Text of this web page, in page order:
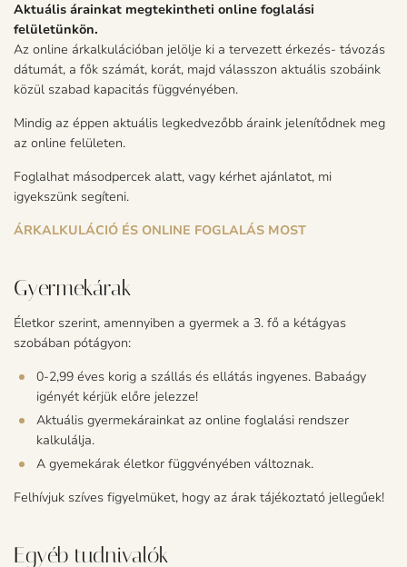
Aktuális árainkat megtekintheti online foglalási
felületünkön.
Az online árkalkulációban jelölje ki a tervezett érkezés- távozás
dátumát, a fők számát, korát, majd válasszon aktuális szobáink
közül szabad kapacitás függvényében.
Mindig az éppen aktuális legkedvezőbb áraink jelenítődnek meg
az online felületen.
Foglalhat másodpercek alatt, vagy kérhet ajánlatot, mi
igyekszünk segíteni.
ÁRKALKULÁCIÓ ÉS ONLINE FOGLALÁS MOST
Gyermekárak
Életkor szerint, amennyiben a gyermek a 3. fő a kétágyas
szobában pótágyon:
0-2,99 éves korig a szállás és ellátás ingyenes. Babaágy
igényét kérjük előre jelezze!
Aktuális gyermekárainkat az online foglalási rendszer
kalkulálja.
A gyemekárak életkor függvényében változnak.
Felhívjuk szíves figyelmüket, hogy az árak tájékoztató jellegűek!
Egyéb tudnivalók